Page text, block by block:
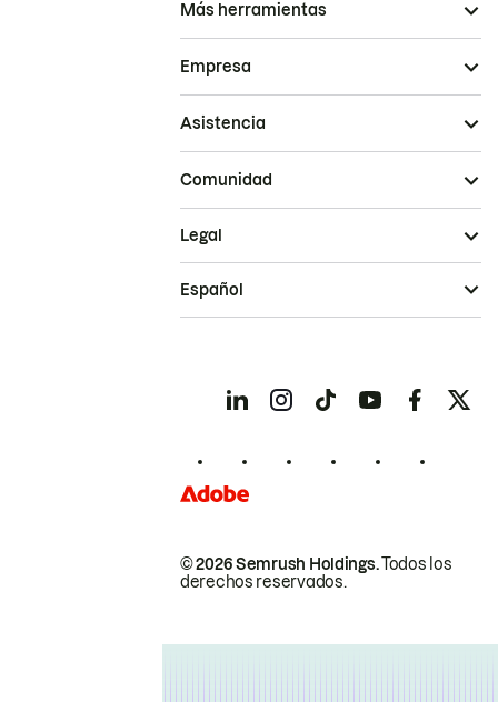
Más herramientas
Empresa
Asistencia
Comunidad
© 2026 Semrush Holdings.Todos los
derechos reservados.
Legal
Español